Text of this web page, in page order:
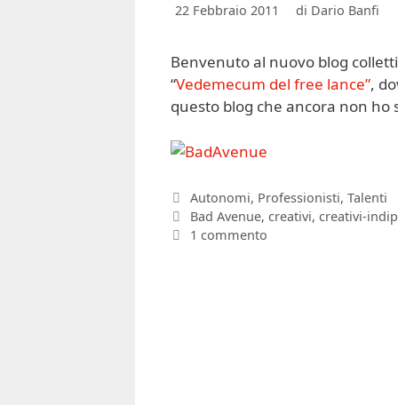
22 Febbraio 2011 di Dario Banfi
Benvenuto al nuovo blog
“Vedemecum del free lance”,
questo blog che ancora non ho
Categorie
Autonomi, Professionisti, Talenti
Tag
Bad Avenue, creativi, creativi-
1 commento